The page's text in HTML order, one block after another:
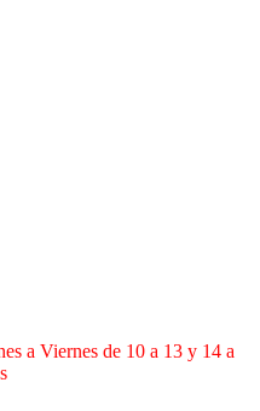
a Viernes de 10 a 13 y 14 a